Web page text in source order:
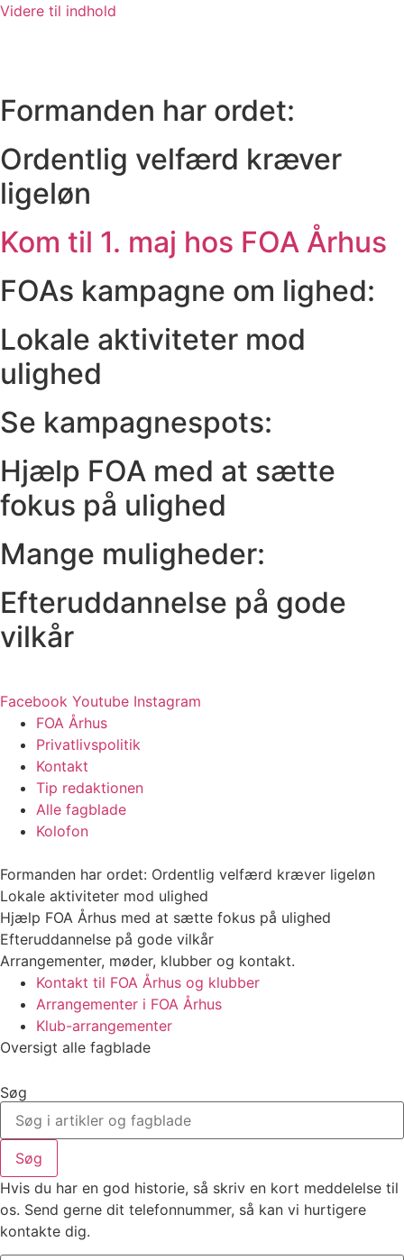
Videre til indhold
Formanden har ordet:
Ordentlig velfærd kræver
ligeløn
Kom til 1. maj hos FOA Århus
FOAs kampagne om lighed:
Lokale aktiviteter mod
ulighed
Se kampagnespots:
Hjælp FOA med at sætte
fokus på ulighed
Mange muligheder:
Efteruddannelse på gode
vilkår
Facebook Youtube Instagram
FOA Århus
Privatlivspolitik
Kontakt
Tip redaktionen
Alle fagblade
Kolofon
Formanden har ordet: Ordentlig velfærd kræver ligeløn
Lokale aktiviteter mod ulighed
Hjælp FOA Århus med at sætte fokus på ulighed
Efteruddannelse på gode vilkår
Arrangementer, møder, klubber og kontakt.
Kontakt til FOA Århus og klubber
Arrangementer i FOA Århus
Klub-arrangementer
Oversigt alle fagblade
Søg
Søg
Hvis du har en god historie, så skriv en kort meddelelse til
os. Send gerne dit telefonnummer, så kan vi hurtigere
kontakte dig.